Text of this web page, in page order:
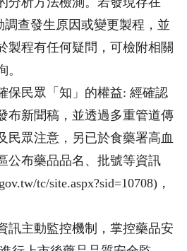
調查發生原因或變更製程，並
製程有任何疑問，可檢附相關
保民眾「知」的權益: 經確認
布新聞稿，並透過多重管道傳
民眾注意，另已於食藥署高血
公布藥品品名、批號等資訊
tc/site.aspx?sid=10708)，
訊主動監控機制，掌控藥品安